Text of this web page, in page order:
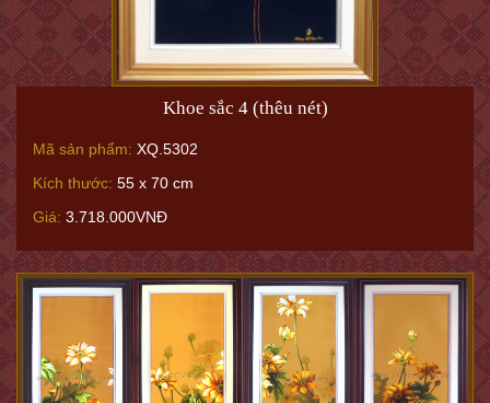
Khoe sắc 4 (thêu nét)
Mã sản phẩm: XQ.5302
Kích thước: 55 x 70 cm
Giá: 3.718.000VNĐ